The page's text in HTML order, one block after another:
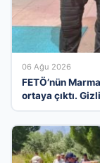
06 Ağu 2026
FETÖ’nün
ortaya çıktı.